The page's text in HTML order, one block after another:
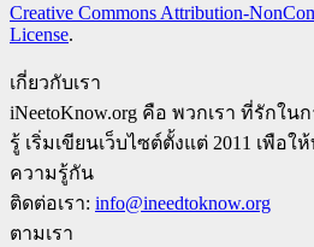
Creative Commons Attribution-
License.
เกี่ยวกับเรา
iNeetoKnow.org คือ พวกเรา ที่รักใ
รู้ เริ่มเขียนเว็บไซต์ตั้งแต่ 2011 เพือ
ความรู้กัน
ติดต่อเรา: info@ineedtoknow.org
ตามเรา